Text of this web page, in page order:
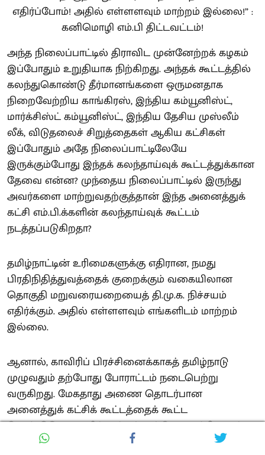
அந்த நிலைப்பாட்டில் திராவிட முன்னேற்றக் கழகம்
இப்போதும் உறுதியாக நிற்கிறது. அந்தக் கூட்டத்தில்
கலந்துகொண்டு தீர்மானங்களை ஒருமனதாக
நிறைவேற்றிய காங்கிரஸ், இந்திய கம்யூனிஸ்ட்,
மார்க்சிஸ்ட் கம்யூனிஸ்ட், இந்திய தேசிய முஸ்லீம்
லீக், விடுதலைச் சிறுத்தைகள் ஆகிய கட்சிகள்
இப்போதும் அதே நிலைப்பாட்டிலேயே
இருக்கும்போது இந்தக் கலந்தாய்வுக் கூட்டத்துக்கான
தேவை என்ன? முந்தைய நிலைப்பாட்டில் இருந்து
அவர்களை மாற்றுவதற்குத்தான் இந்த அனைத்துக்
கட்சி எம்.பி.க்களின் கலந்தாய்வுக் கூட்டம்
நடத்தப்படுகிறதா?
தமிழ்நாட்டின் உரிமைகளுக்கு எதிரான, நமது
பிரதிநிதித்துவத்தைக் குறைக்கும் வகையிலான
தொகுதி மறுவரையறையைத் தி.மு.க. நிச்சயம்
எதிர்க்கும். அதில் எள்ளளவும் எங்களிடம் மாற்றம்
இல்லை.
ஆனால், காவிரிப் பிரச்சினைக்காகத் தமிழ்நாடு
முழுவதும் தற்போது போராட்டம் நடைபெற்று
வருகிறது. மேகதாது அணை தொடர்பான
அனைத்துக் கட்சிக் கூட்டத்தைக் கூட்ட
வேண்டுமென தமிழ்நாட்டின் பல்வேறு கட்சிகளும்
வலியுறுத்தி வருகிறார்கள்.